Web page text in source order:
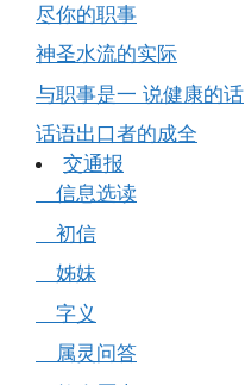
尽你的职事
神圣水流的实际
与职事是一 说健康的话
话语出口者的成全
交通报
信息选读
初信
姊妹
字义
属灵问答